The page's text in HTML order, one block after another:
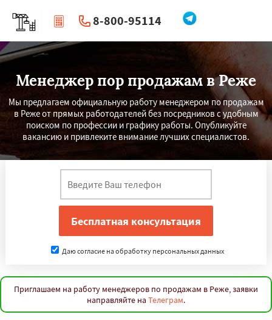
8-800-95114
| Перезвоните мне
Менеджер пор продажам в Реже
Мы предлагаем официальную работу менеджером по продажам
в Реже от прямых работодателей без посредников с удобным
поиском по профессии и графику работы. Опубликуйте
вакансию и привлеките внимание лучших специалистов.
Даю согласие на обработку персональных данных
Приглашаем на работу менеджеров по продажам в Реже, заявки
направляйте на Телеграм.